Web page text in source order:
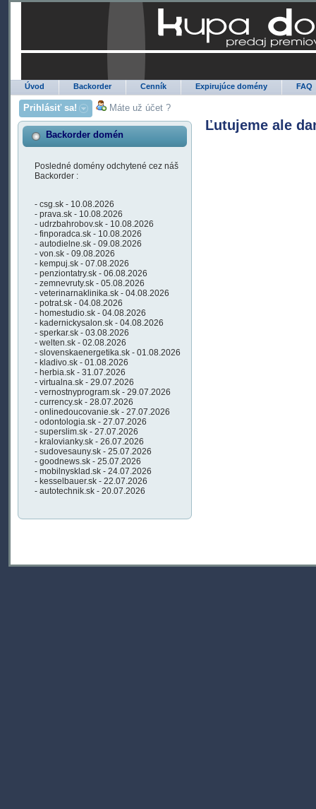
Úvod Backorder Cenník Expirujúce domény FAQ
Prihlásiť sa! Máte už účet ?
Backorder domén
Posledné domény odchytené cez náš
Backorder :
- csg.sk - 10.08.2026
- prava.sk - 10.08.2026
- udrzbahrobov.sk - 10.08.2026
- finporadca.sk - 10.08.2026
- autodielne.sk - 09.08.2026
- von.sk - 09.08.2026
- kempuj.sk - 07.08.2026
- penziontatry.sk - 06.08.2026
- zemnevruty.sk - 05.08.2026
- veterinarnaklinika.sk - 04.08.2026
- potrat.sk - 04.08.2026
- homestudio.sk - 04.08.2026
- kadernickysalon.sk - 04.08.2026
- sperkar.sk - 03.08.2026
- welten.sk - 02.08.2026
- slovenskaenergetika.sk - 01.08.2026
- kladivo.sk - 01.08.2026
- herbia.sk - 31.07.2026
- virtualna.sk - 29.07.2026
- vernostnyprogram.sk - 29.07.2026
- currency.sk - 28.07.2026
- onlinedoucovanie.sk - 27.07.2026
- odontologia.sk - 27.07.2026
- superslim.sk - 27.07.2026
- kralovianky.sk - 26.07.2026
- sudovesauny.sk - 25.07.2026
- goodnews.sk - 25.07.2026
- mobilnysklad.sk - 24.07.2026
- kesselbauer.sk - 22.07.2026
- autotechnik.sk - 20.07.2026
Ľutujeme ale